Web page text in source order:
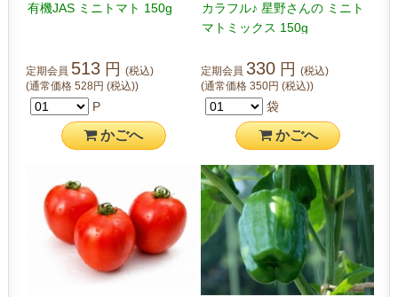
有機JAS ミニトマト 150g
定期会員 513 円(税込)
(通常価格528円(税込))
P
かごへ
カラフル♪ 星野さんの ミニト
マトミックス 150g
定期会員 330 円 (税込)
(通常価格 350円 (税込))
袋
かごへ